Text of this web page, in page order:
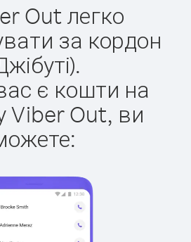
Out легко
за кордон
є кошти на
Viber Out, ви